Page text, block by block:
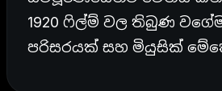
1920 ෆිල්ම් වල තිබුණ
පරිසරයක් සහ මියුසික්